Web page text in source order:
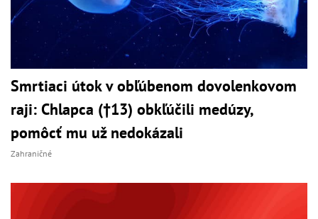
Smrtiaci útok v obľúbenom dovolenkovom
raji: Chlapca (†13) obkľúčili medúzy,
pomôcť mu už nedokázali
Zahraničné